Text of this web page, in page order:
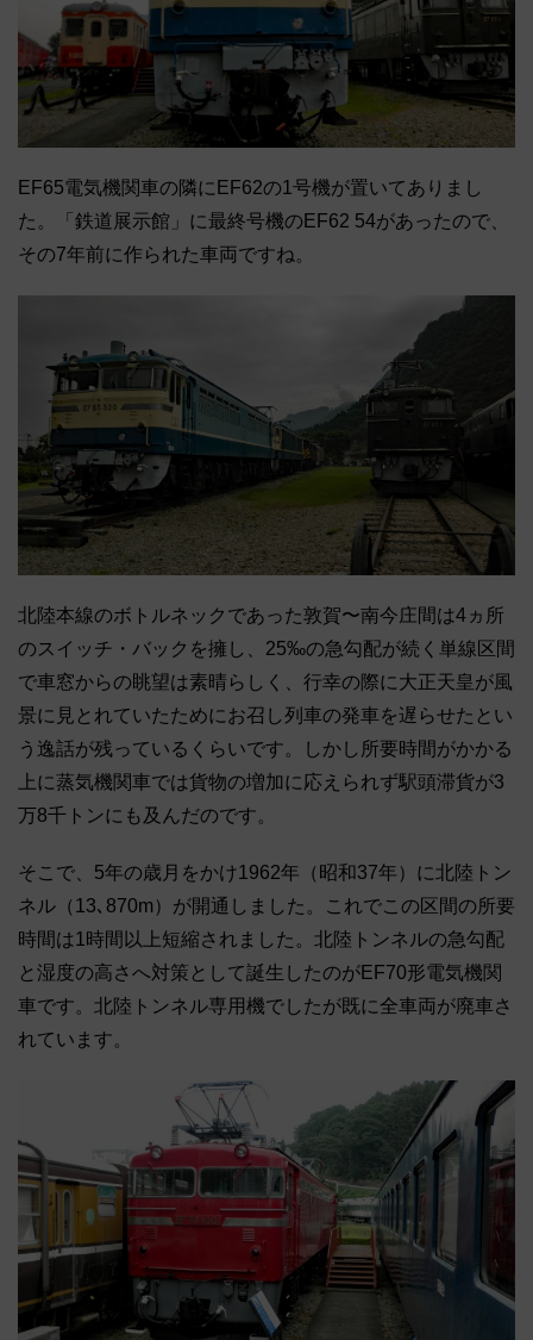
EF65電気機関車の隣にEF62の1号機が置いてありまし
た。「鉄道展示館」に最終号機のEF62 54があったので、
その7年前に作られた車両ですね。
北陸本線のボトルネックであった敦賀〜南今庄間は4ヵ所
のスイッチ・バックを擁し、25‰の急勾配が続く単線区間
で車窓からの眺望は素晴らしく、行幸の際に大正天皇が風
景に見とれていたためにお召し列車の発車を遅らせたとい
う逸話が残っているくらいです。しかし所要時間がかかる
上に蒸気機関車では貨物の増加に応えられず駅頭滞貨が3
万8千トンにも及んだのです。
そこで、5年の歳月をかけ1962年（昭和37年）に北陸トン
ネル（13､870m）が開通しました。これでこの区間の所要
時間は1時間以上短縮されました。北陸トンネルの急勾配
と湿度の高さへ対策として誕生したのがEF70形電気機関
車です。北陸トンネル専用機でしたが既に全車両が廃車さ
れています。